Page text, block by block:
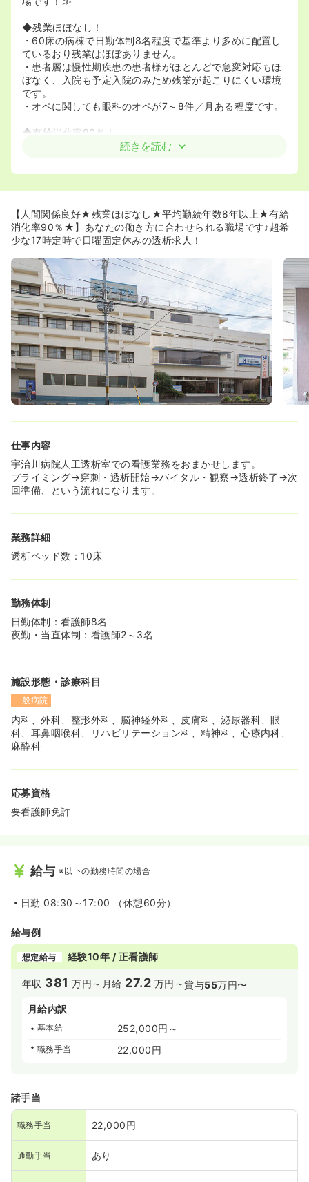
◆残業ほぼなし！
・60床の病棟で日勤体制8名程度で基準より多めに配置し
ているおり残業はほぼありません。
・患者層は慢性期疾患の患者様がほとんどで急変対応もほ
ぼなく、入院も予定入院のみため残業が起こりにくい環境
です。
・オペに関しても眼科のオペが7～8件／月ある程度です。
◆有給消化率90％！
・看護部長はスタッフが満足して働けないと良い看護がで
をどんどん取っていきましょうという風土が根付いていま
っしゃいます。
◆看護師様が働きやすい環境づくり♪
・当院では、看護師様が朗らかに働ける環境と、患者様へ
の質の高い看護提供のサイクルを重要視しております。ス
タッフ間で協力しながら楽しく働いていきましょう！
◆障害者病棟ならではのやりがい♪
・障害者病棟では、バタバタしすぎている急性期病棟では
気づけない患者さんの細かな変化を見つけること、それに
応じた工夫をすることができます。美容や回復期等の患者
様のような目に見える大きな変化ではなく、患者様としっ
かり向き合えるからこそ気づくことができる小さな変化が
確かに存在します。スタッフ間で協力して創意工夫しなが
しょう♪
続きを読む
【人間関係良好★残業ほぼなし★平均勤続年数8年以上★有給
消化率90％★】あなたの働き方に合わせられる職場です♪超希
少な17時定時で日曜固定休みの透析求人！
仕事内容
宇治川病院人工透析室での看護業務をおまかせします。
プライミング→穿刺・透析開始→バイタル・観察→透析終了→次
回準備、という流れになります。
業務詳細
透析ベッド数：10床
勤務体制
日勤体制：看護師8名
夜勤・当直体制：看護師2～3名
施設形態・診療科目
一般病院
内科、外科、整形外科、脳神経外科、皮膚科、泌尿器科、眼
科、耳鼻咽喉科、リハビリテーション科、精神科、心療内科、
麻酔科
応募資格
要看護師免許
給与 ※以下の勤務時間の場合
日勤 08:30～17:00 （休憩60分）
給与例
想定給与 経験10年 / 正看護師
年収 381 万円～ 月給 27.2 万円～賞与55万円〜
月給内訳
基本給 252,000円～
職務手当 22,000円
諸手当
職務手当 22,000円
通勤手当 あり